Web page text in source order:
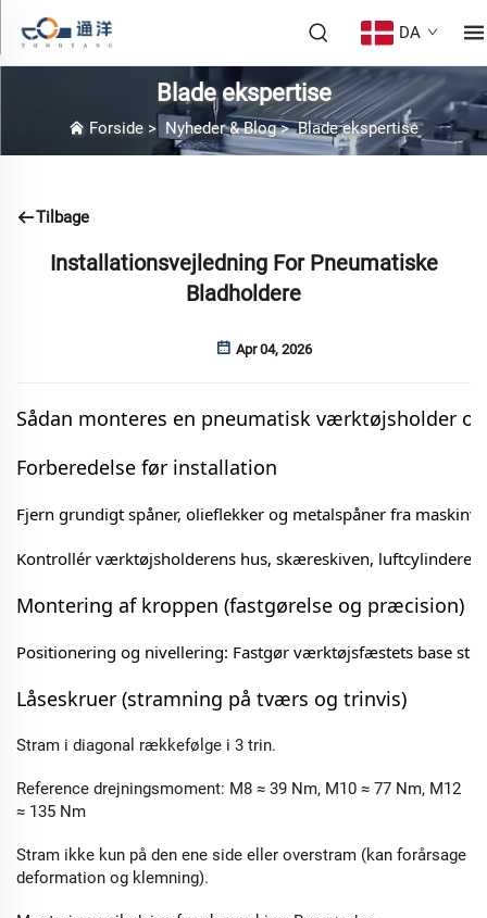
DA
Blade ekspertise
Forside > Nyheder & Blog>Blade ekspertise
Tilbage
Installationsvejledning For Pneumatiske
Bladholdere
Apr 04, 2026
Sådan monteres en pneumatisk værktøjsholder
Forberedelse før installation
Fjern grundigt spåner, olieflekker og metalspåner fra
Kontrollér værktøjsholderens hus, skæreskiven,
Montering af kroppen (fastgørelse og præcision)
Positionering og nivellering: Fastgør værktøjsfæstets base
Låseskruer (stramning på tværs og trinvis)
Stram i diagonal rækkefølge i 3 trin.
Reference drejningsmoment: M8 ≈ 39 Nm, M10 ≈ 77 Nm, M12
≈ 135 Nm
Stram ikke kun på den ene side eller overstram (kan forårsage
deformation og klemning).